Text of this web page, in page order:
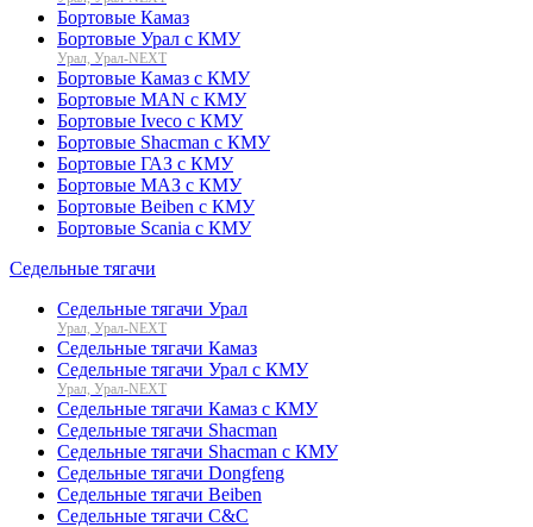
Бортовые Камаз
Бортовые Урал с КМУ
Урал, Урал-NEXT
Бортовые Камаз с КМУ
Бортовые MAN с КМУ
Бортовые Iveco с КМУ
Бортовые Shacman с КМУ
Бортовые ГАЗ с КМУ
Бортовые МАЗ с КМУ
Бортовые Beiben с КМУ
Бортовые Scania с КМУ
Седельные тягачи
Седельные тягачи Урал
Урал, Урал-NEXT
Седельные тягачи Камаз
Седельные тягачи Урал с КМУ
Урал, Урал-NEXT
Седельные тягачи Камаз с КМУ
Седельные тягачи Shacman
Седельные тягачи Shacman с КМУ
Седельные тягачи Dongfeng
Седельные тягачи Beiben
Седельные тягачи C&C